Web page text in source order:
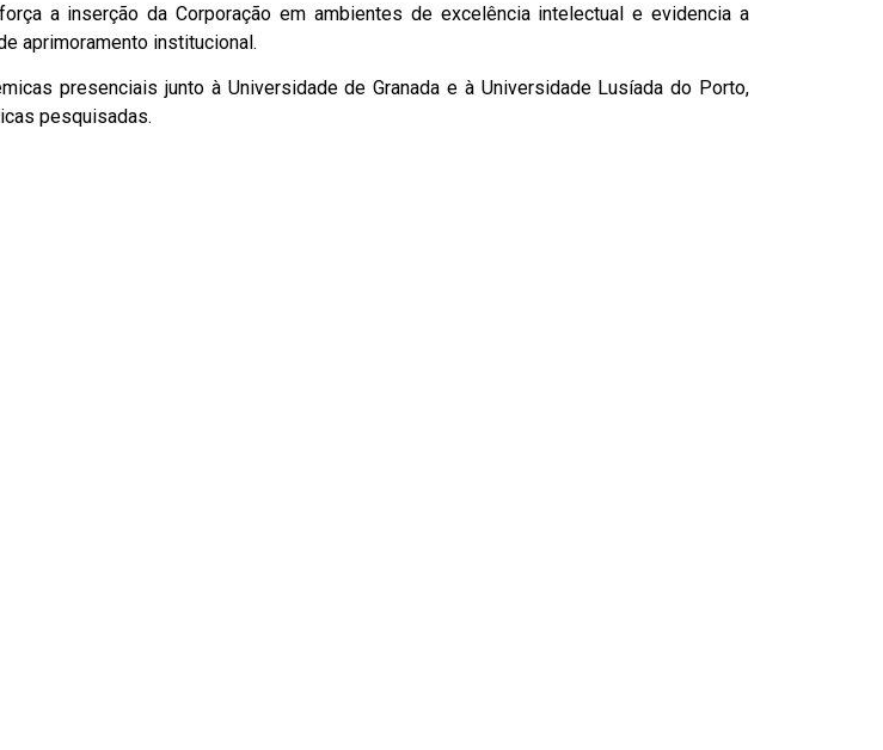
a inserção da Corporação em ambientes de excelência intelectual e evidencia a
aprimoramento institucional.
presenciais junto à Universidade de Granada e à Universidade Lusíada do Porto,
pesquisadas.